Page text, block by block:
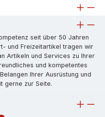
seit über 50 Jahren
und Freizeitartikel tragen wir
Artikeln und Services zu Ihrer
und kompetentes
Ihrer Ausrüstung und
gerne zur Seite.